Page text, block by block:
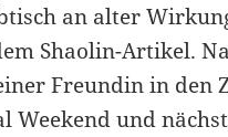
an alter
Shaolin-Artikel.
Freundin in den
Weekend und